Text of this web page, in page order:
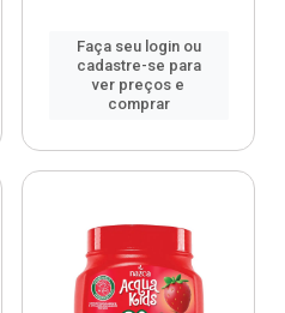
Faça seu login ou
cadastre-se para
ver preços e
comprar